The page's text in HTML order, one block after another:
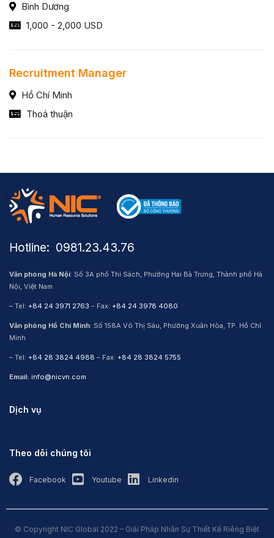
Bình Dương
1,000 - 2,000 USD
Recruitment Manager
Hồ Chí Minh
Thoả thuận
Hotline: ​ 0981.23.43.76
Văn phòng Hà Nội: Số 3A phố Thi Sách, Phường Hai Bà Trưng, Thành phố Hà
Nội, Việt Nam
– Tel: +84 24 3971 2763 – Fax: +84 24 3978 4080
Văn phòng Hồ Chí Minh: Số 158A Võ Thị Sáu, Phường Xuân Hòa, TP. Hồ Chí
Minh
– Tel: +84 28 3824 4988 – Fax: +84 28 3824 5755
Email: info@nicvn.com
Dịch vụ
Theo dõi chúng tôi
Facebook Youtube Linkedin
© Copyright NIC Global 2022 – Giải Pháp Nhân Sự Thiết Kế Riêng Biệt